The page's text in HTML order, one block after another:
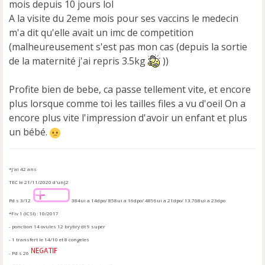
mois depuis 10 jours lol
A la visite du 2eme mois pour ses vaccins le medecin
m'a dit qu'elle avait un imc de competition
(malheureusement s'est pas mon cas (depuis la sortie
de la maternité j'ai repris 3.5kg
))
Profite bien de bebe, ca passe tellement vite, et encore
plus lorsque comme toi les tailles files a vu d'oeil On a
encore plus vite l'impression d'avoir un enfant et plus
un bébé.
*J'ai 42 ans
TEC le 21/11/2020 d'unJ2
Pd s 3/12
384ui a 14dpo/ 858ui a 16dpo/ 4896ui a 21dpo/ 13.768ui a 23dpo
*Fiv 1 (ICSI) : 10/2017
- ponction 14 ovules 12 brybry dt 9 super
- 1 transfert le 14/10 et 8 congeles
- Pd s 26